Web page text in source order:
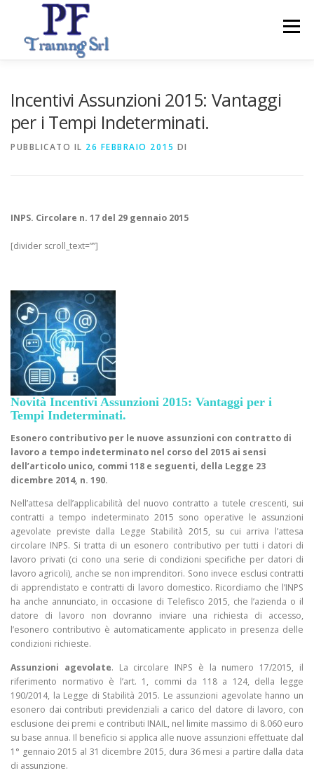
contenuto
Menu
Incentivi Assunzioni 2015: Vantaggi
per i Tempi Indeterminati.
PUBBLICATO IL 26 FEBBRAIO 2015 DI
INPS. Circolare n. 17 del 29 gennaio 2015
[divider scroll_text=””]
Novità Incentivi Assunzioni 2015: Vantaggi per i
Tempi Indeterminati.
Esonero contributivo per le nuove assunzioni con contratto di
lavoro a tempo indeterminato nel corso del 2015 ai sensi
dell’articolo unico, commi 118 e seguenti, della Legge 23
dicembre 2014, n. 190.
Nell’attesa dell’applicabilità del nuovo contratto a tutele crescenti, sui
contratti a tempo indeterminato 2015 sono operative le assunzioni
agevolate previste dalla Legge Stabilità 2015, su cui arriva l’attesa
circolare INPS. Si tratta di un esonero contributivo per tutti i datori di
lavoro privati (ci cono una serie di condizioni specifiche per datori di
lavoro agricoli), anche se non imprenditori. Sono invece esclusi contratti
di apprendistato e contratti di lavoro domestico. Ricordiamo che l’INPS
ha anche annunciato, in occasione di Telefisco 2015, che l’azienda o il
datore di lavoro non dovranno inviare una richiesta di accesso,
l’esonero contributivo è automaticamente applicato in presenza delle
condizioni richieste.
Assunzioni agevolate. La circolare INPS è la numero 17/2015, il
riferimento normativo è l’art. 1, commi da 118 a 124, della legge
190/2014, la Legge di Stabilità 2015. Le assunzioni agevolate hanno un
esonero dai contributi previdenziali a carico del datore di lavoro, con
esclusione dei premi e contributi INAIL, nel limite massimo di 8.060 euro
su base annua. Il beneficio si applica alle nuove assunzioni effettuate dal
1° gennaio 2015 al 31 dicembre 2015, dura 36 mesi a partire dalla data
di assunzione.